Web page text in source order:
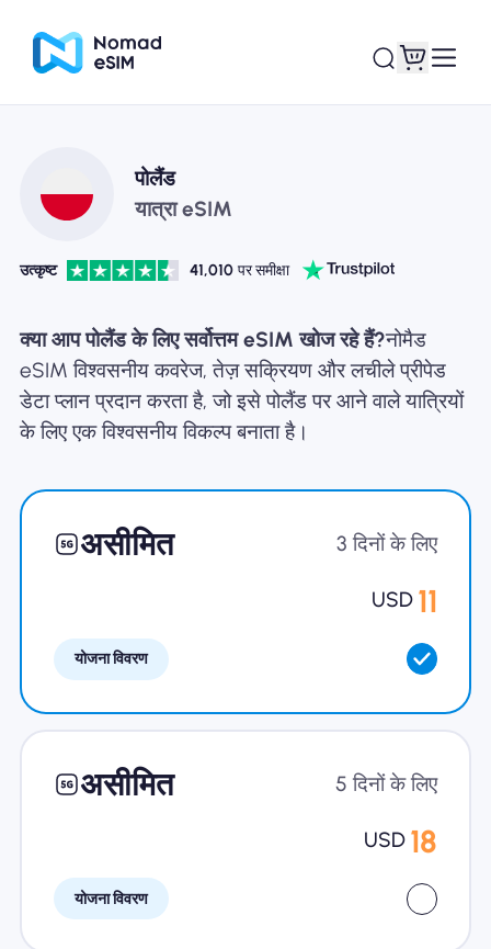
लॉगइन साइनअप
ई-सिम के बारे में
पोलैंड
यात्रा eSIM
उत्कृष्ट 41,010 पर समीक्षा
क्या आप पोलैंड के लिए सर्वोत्तम eSIM खोज रहे हैं?नोमैड
eSIM विश्वसनीय कवरेज, तेज़ सक्रियण और लचीले प्रीपेड
डेटा प्लान प्रदान करता है, जो इसे पोलैंड पर आने वाले यात्रियों
के लिए एक विश्वसनीय विकल्प बनाता है।
असीमित 3 दिनों के लिए
USD 11
योजना विवरण
असीमित 5 दिनों के लिए
USD 18
योजना विवरण